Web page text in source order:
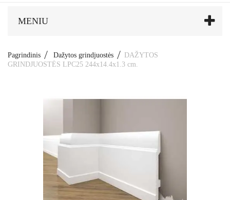
MENIU
Pagrindinis Dažytos grindjuostės
DAŽYTOS
GRINDJUOSTĖS LPC25 244x14.4x1.3 cm.